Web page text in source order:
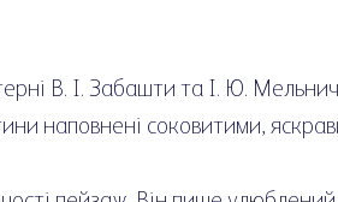
В. І. Забашти та І. Ю.
наповнені соковитими,